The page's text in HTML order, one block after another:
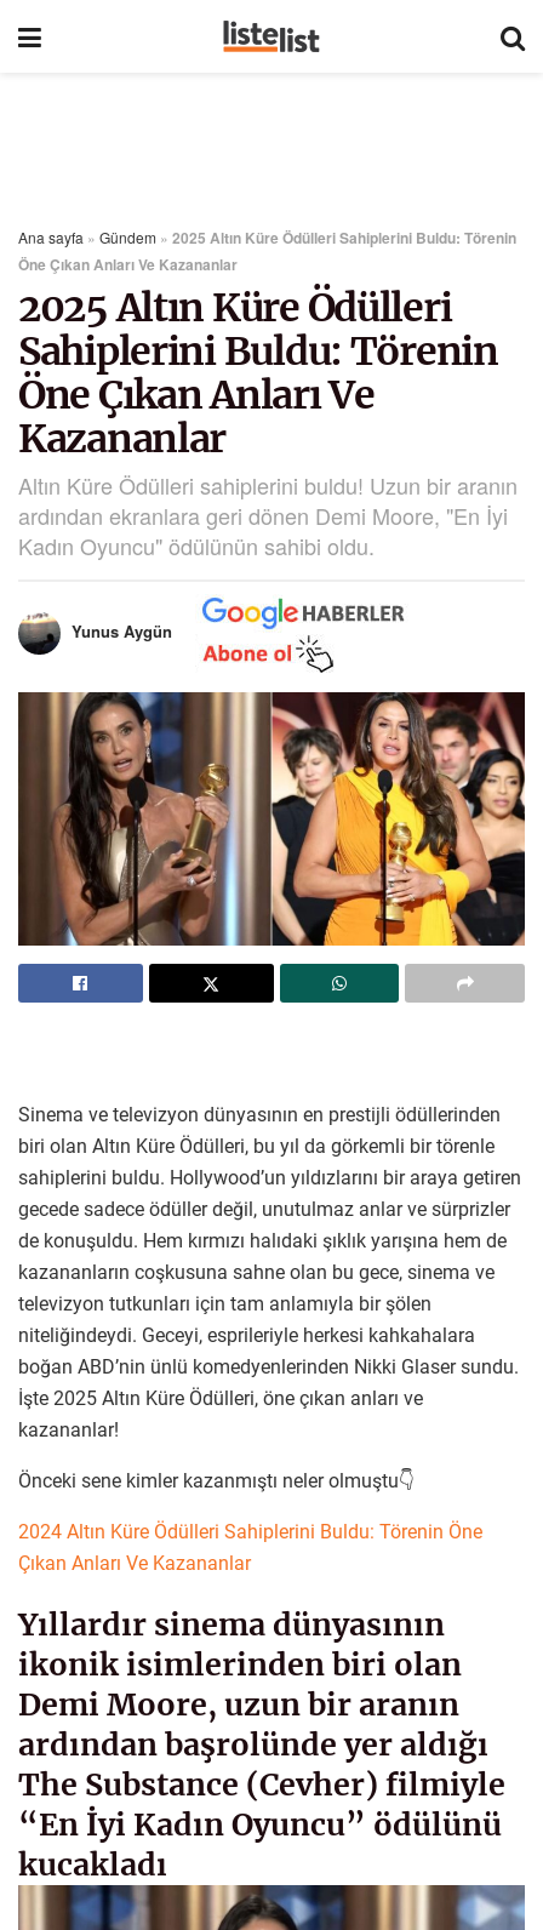
Ana sayfa » Gündem » 2025 Altın Küre Ödülleri Sahiplerini Buldu: Törenin
Öne Çıkan Anları Ve Kazananlar
2025 Altın Küre Ödülleri
Sahiplerini Buldu: Törenin
Öne Çıkan Anları Ve
Kazananlar
Altın Küre Ödülleri sahiplerini buldu! Uzun bir aranın
ardından ekranlara geri dönen Demi Moore, "En İyi
Kadın Oyuncu" ödülünün sahibi oldu.
Yunus Aygün
Sinema ve televizyon dünyasının en prestijli ödüllerinden
biri olan Altın Küre Ödülleri, bu yıl da görkemli bir törenle
sahiplerini buldu. Hollywood’un yıldızlarını bir araya getiren
gecede sadece ödüller değil, unutulmaz anlar ve sürprizler
de konuşuldu. Hem kırmızı halıdaki şıklık yarışına hem de
kazananların coşkusuna sahne olan bu gece, sinema ve
televizyon tutkunları için tam anlamıyla bir şölen
niteliğindeydi. Geceyi, esprileriyle herkesi kahkahalara
boğan ABD’nin ünlü komedyenlerinden Nikki Glaser sundu.
İşte 2025 Altın Küre Ödülleri, öne çıkan anları ve
kazananlar!
Önceki sene kimler kazanmıştı neler olmuştu👇
2024 Altın Küre Ödülleri Sahiplerini Buldu: Törenin Öne
Çıkan Anları Ve Kazananlar
Yıllardır sinema dünyasının
ikonik isimlerinden biri olan
Demi Moore, uzun bir aranın
ardından başrolünde yer aldığı
The Substance (Cevher) filmiyle
“En İyi Kadın Oyuncu” ödülünü
kucakladı